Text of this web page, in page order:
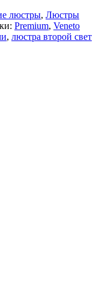
люстры, Люстры
Premium, Veneto
, люстра второй свет